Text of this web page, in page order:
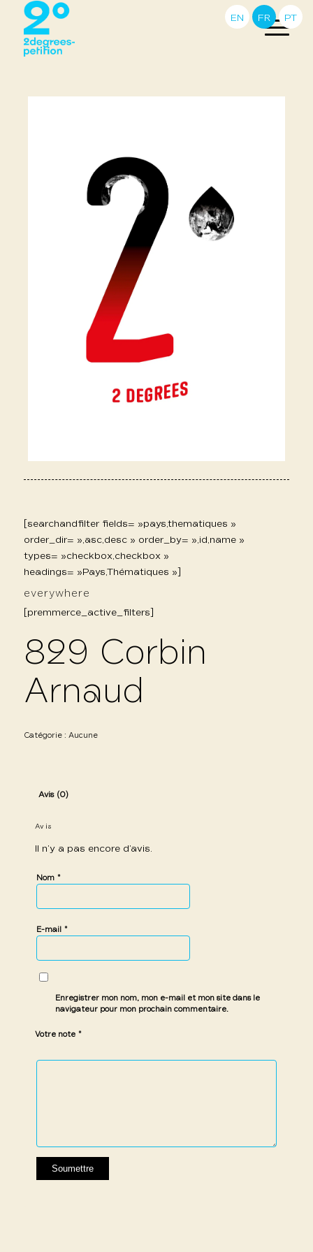
[searchandfilter fields= »pays,thematiques »
order_dir= »,asc,desc » order_by= »,id,name »
types= »checkbox,checkbox »
headings= »Pays,Thématiques »]
everywhere
[premmerce_active_filters]
829 Corbin
Arnaud
Catégorie : Aucune
Avis (0)
Avis
Il n’y a pas encore d’avis.
Nom *
E-mail *
Enregistrer mon nom, mon e-mail et mon site dans le
navigateur pour mon prochain commentaire.
Votre note *
1 étoile
2 étoiles
3 étoiles
4 étoiles
5 étoiles
EN FR PT